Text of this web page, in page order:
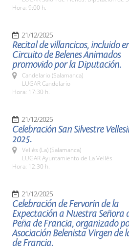
Hora: 9:00 h.
21/12/2025
Recital de villancicos, incluido
Circuito de Belenes Animados
promovido por la Diputación.
Candelario (Salamanca)
LUGAR Candelario
Hora: 17:30 h.
21/12/2025
Celebración San Silvestre
2025.
Vellés (La) (Salamanca)
LUGAR Ayuntamiento de La Vellés
Hora: 12:30 h.
21/12/2025
Celebración de Fervorín de la
Expectación a Nuestra Señora
Peña de Francia, organizado
Asociación Belenista Virgen de
de Francia.